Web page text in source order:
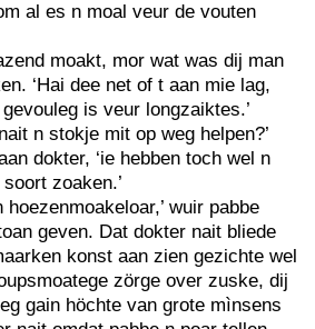
al es n moal veur de vouten
moakt, mor wat was dij man
‘Hai dee net of t aan mie lag,
is veur longzaiktes.’
n stokje mit op weg helpen?’
dokter, ‘ie hebben toch wel n
zoaken.’
hoezenmoakeloar,’ wuir pabbe
geven. Dat dokter nait bliede
konst aan zien gezichte wel
zörge over zuske, dij
gain höchte van grote mìnsens